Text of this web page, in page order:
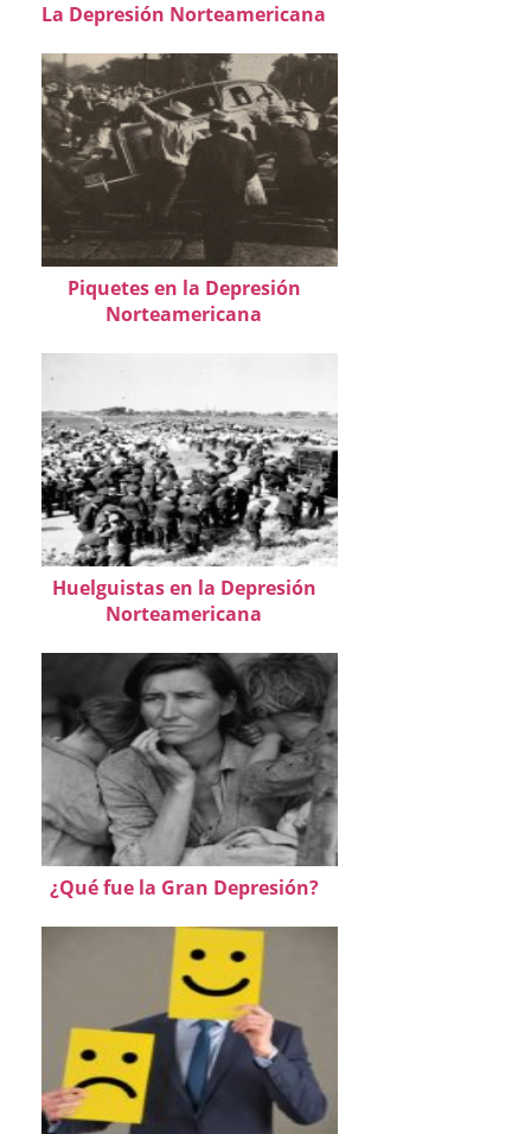
La Depresión Norteamericana
Piquetes en la Depresión
Norteamericana
Huelguistas en la Depresión
Norteamericana
¿Qué fue la Gran Depresión?